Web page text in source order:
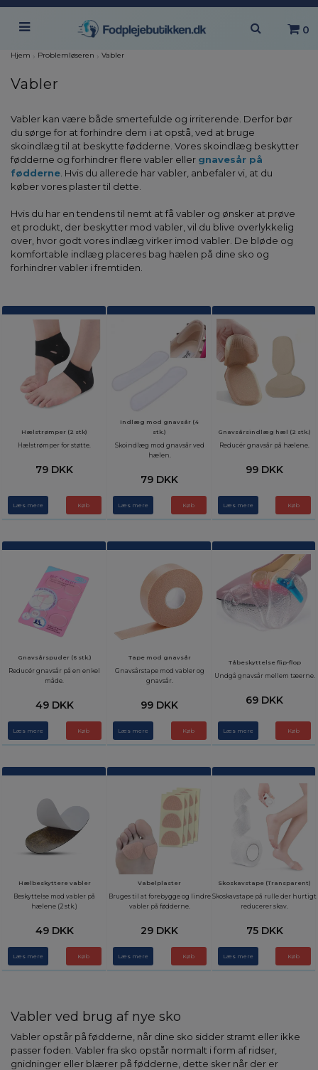
0
Hjem › Problemløseren › Vabler
Vabler
Vabler kan være både smertefulde og irriterende. Derfor bør
du sørge for at forhindre dem i at opstå, ved at bruge
skoindlæg til at beskytte fødderne. Vores skoindlæg beskytter
fødderne og forhindrer flere vabler eller gnavesår på
fødderne . Hvis du allerede har vabler, anbefaler vi, at du
køber vores plaster til dette.
Hvis du har en tendens til nemt at få vabler og ønsker at prøve
et produkt, der beskytter mod vabler, vil du blive overlykkelig
over, hvor godt vores indlæg virker imod vabler. De bløde og
komfortable indlæg placeres bag hælen på dine sko og
forhindrer vabler i fremtiden.
Hælstrømper (2 stk)
Hælstrømper for støtte.
79 DKK
Læs mere
Indlæg mod gnavsår (4
stk.)
Skoindlæg mod gnavsår ved
hælen.
79 DKK
Læs mere
Gnavsårsindlæg hæl (2 stk.)
Reducér gnavsår på hælene.
99 DKK
Læs mere
Gnavsårspuder (6 stk.)
Reducér gnavsår på en enkel
måde.
49 DKK
Læs mere
Tape mod gnavsår
Gnavsårstape mod vabler og
gnavsår.
99 DKK
Læs mere
Tåbeskyttelse flip-flop
Undgå gnavsår mellem tæerne.
69 DKK
Læs mere
Hælbeskyttere vabler
Beskyttelse mod vabler på
hælene (2 stk.)
49 DKK
Læs mere
Vabelplaster
Bruges til at forebygge og lindre
vabler på fødderne.
29 DKK
Læs mere
Skoskavstape (Transparent)
Skoskavstape på rulle der hurtigt
reducerer skav.
75 DKK
Læs mere
Vabler ved brug af nye sko
Vabler opstår på fødderne, når dine sko sidder stramt eller ikke
passer foden. Vabler fra sko opstår normalt i form af ridser,
gnidninger eller blærer på fødderne, dette sker når der er